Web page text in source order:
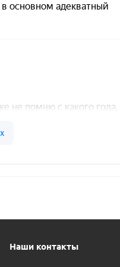
Наши контакты